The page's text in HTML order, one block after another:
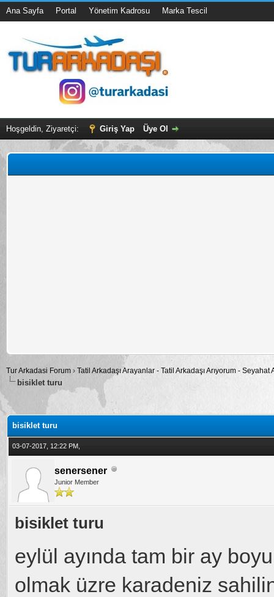
Ana Sayfa Portal Yönetim Kadrosu Marka Tescil
Hoşgeldin, Ziyaretçi: Giriş Yap Üye Ol
Tur Arkadasi Forum › Tatil Arkadaşı Arayanlar - Tatil Arkadaşı Arıyorum -
bisiklet turu
0
bisiklet turu
03-07-2017, 12:22 PM,
senersener
Junior Member
bisiklet turu
eylül ayında tam bir ay
olmak üzre karadeniz